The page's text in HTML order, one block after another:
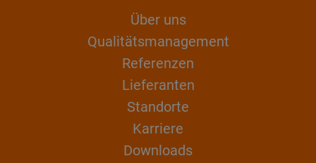
Über uns
Qualitätsmanagement
Referenzen
Lieferanten
Standorte
Karriere
Downloads